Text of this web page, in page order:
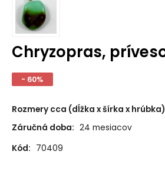
Chryzopras,
- 60%
Rozmery cca (dĺžka x šírka x hrúbka)
Záručná doba: 24 mesiacov
Kód: 70409